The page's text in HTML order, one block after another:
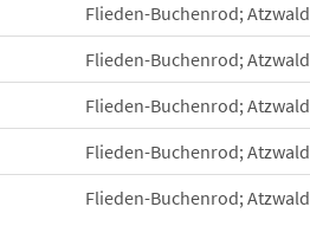
Flieden-Buchenrod;
Flieden-Buchenrod;
Flieden-Buchenrod;
Flieden-Buchenrod;
Flieden-Buchenrod;